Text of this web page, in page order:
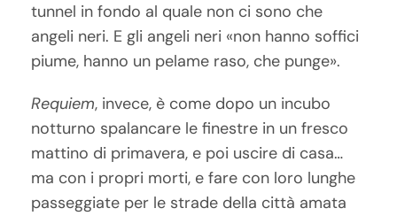
tunnel in fondo al quale non ci sono che
angeli neri. E gli angeli neri «non hanno soffici
piume, hanno un pelame raso, che punge».
Requiem, invece, è come dopo un incubo
notturno spalancare le finestre in un fresco
mattino di primavera, e poi uscire di casa…
ma con i propri morti, e fare con loro lunghe
passeggiate per le strade della città amata